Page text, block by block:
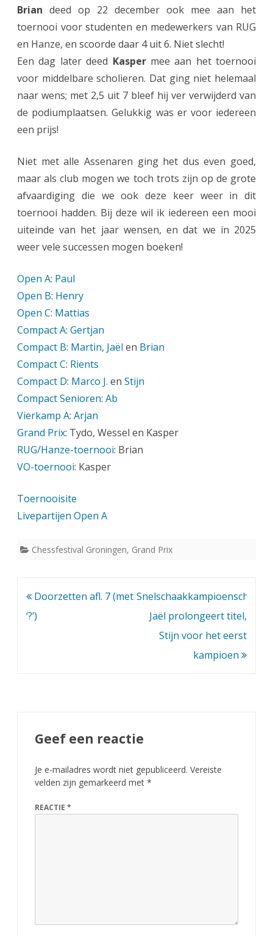
Brian deed op 22 december ook mee aan het
toernooi voor studenten en medewerkers van RUG
en Hanze, en scoorde daar 4 uit 6. Niet slecht!
Een dag later deed Kaspermee aan het toernooi
voor middelbare scholieren. Dat ging niet helemaal
naar wens; met 2,5 uit 7 bleef hij ver verwijderd van
de podiumplaatsen. Gelukkig was er voor iedereen
een prijs!
Niet met alle Assenaren ging het dus even goed,
maar als club mogen we toch trots zijn op de grote
afvaardiging die we ook deze keer weer in dit
toernooi hadden. Bij deze wil ik iedereen een mooi
uiteinde van het jaar wensen, en dat we in 2025
weer vele successen mogen boeken!
Open A: Paul
Open B: Henry
Open C: Mattias
Compact A: Gertjan
Compact B: Martin, Jaël en Brian
Compact C: Rients
Compact D: Marco J. en Stijn
Compact Senioren: Ab
Vierkamp A: Arjan
Grand Prix: Tydo, Wessel en Kasper
RUG/Hanze-toernooi: Brian
VO-toernooi: Kasper
Toernooisite
Livepartijen Open A
Chessfestival Groningen, Grand Prix
Bericht
navigatie
Doorzetten afl. 7 (met
‘?’)
Jaël prolongeert titel,
Stijn voor het eerst
kampioen
Geef een reactie
Je e-mailadres wordt niet gepubliceerd. Vereiste
velden zijn gemarkeerd met *
REACTIE *